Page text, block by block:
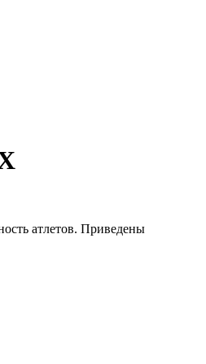
атлетов. Приведены